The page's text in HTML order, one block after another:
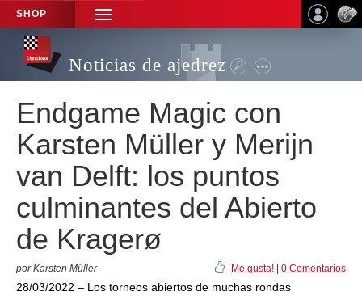
SHOP
TOGGLE
NAVIGATION
Noticias de ajedrez
Endgame Magic con
Karsten Müller y Merijn
van Delft: los puntos
culminantes del Abierto
de Kragerø
por Karsten Müller Me gusta! 0 Comentarios
28/03/2022 – Los torneos abiertos de muchas rondas